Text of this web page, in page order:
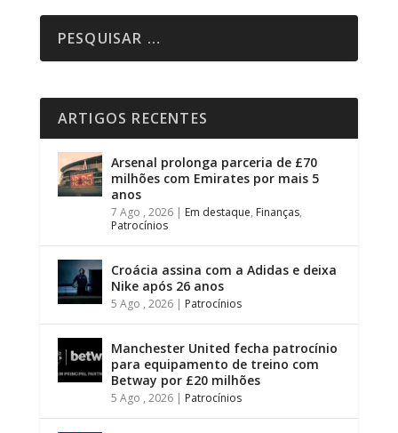
ARTIGOS RECENTES
Arsenal prolonga parceria de £70
milhões com Emirates por mais 5
anos
7 Ago , 2026| Em destaque, Finanças,
Patrocínios
Croácia assina com a Adidas e deixa
Nike após 26 anos
5 Ago , 2026| Patrocínios
Manchester United fecha patrocínio
para equipamento de treino com
Betway por £20 milhões
5 Ago , 2026| Patrocínios